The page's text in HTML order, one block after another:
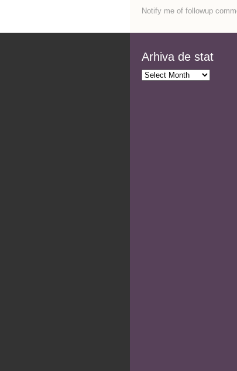
Notify me of followup
Arhiva de stat
Arhiva
de